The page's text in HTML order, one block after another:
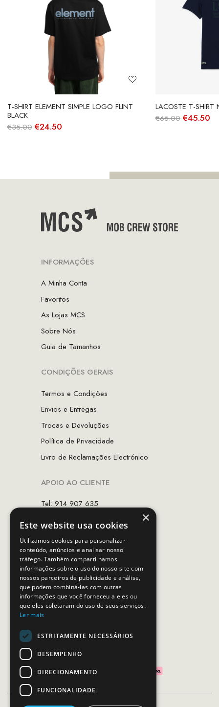
T-SHIRT ELEMENT SIMPLE LOGO FLINT
BLACK
€35.00 O
€24.50
LACOSTE T-SHIRT
€65.00 O
€45.50
INFORMAÇÕES
A Minha Conta
Favoritos
As Lojas MCS
Sobre Nós
Guia de Tamanhos
CONDIÇÕES GERAIS
Termos e Condições
Envios e Entregas
Trocas e Devoluções
Política de Privacidade
Livro de Reclamações Electrónico
APOIO AO CLIENTE
Tel: 914 907 635
Horário de contacto:
Dias úteis das 10h as 19h
SEGUE-NOS
PAGAMENTOS SEGUROS
×
Este website usa cookies
Utilizamos cookies para personalizar
conteúdo, anúncios e analisar nosso
tráfego. Também compartilhamos
informações sobre o uso do nosso site com
nossos parceiros de publicidade e análise,
que podem combiná-las com outras
informações que você forneceu a eles ou
que eles coletaram do uso de seus serviços.
Ler mais
ESTRITAMENTE NECESSÁRIOS
DESEMPENHO
DIRECIONAMENTO
FUNCIONALIDADE